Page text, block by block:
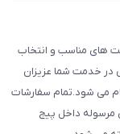
با قیمت های مناسب و انتخاب
در خدمت شما عزیزان
می شود.تمام سفارشات
مرسوله داخل پیج